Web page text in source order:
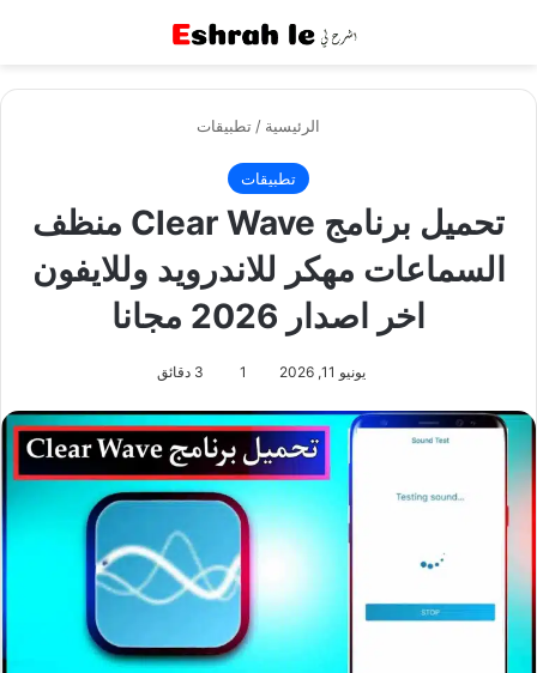
الرئيسية / تطبيقات
تطبيقات
تحميل برنامج Clear Wave منظف
السماعات مهكر للاندرويد وللايفون
اخر اصدار 2026 مجانا
يونيو 11, 2026 1